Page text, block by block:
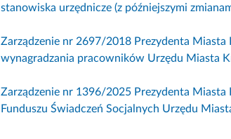
stanowiska urzędnicze (z późniejszymi
Zarządzenie nr 2697/2018 Prezydenta
wynagradzania pracowników Urzędu Miasta
Zarządzenie nr 1396/2025 Prezydenta
Funduszu Świadczeń Socjalnych Urzędu